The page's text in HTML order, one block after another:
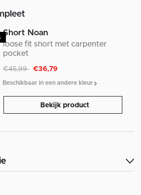
Short Noan
loose fit short met carpenter
pocket
Afgeprijsd van
€45,99naar
€36,79
Beschikbaar in een andere kleur
Bekijk product